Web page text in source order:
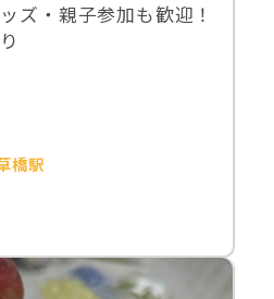
ズ・親子参加も歓迎！
橋駅